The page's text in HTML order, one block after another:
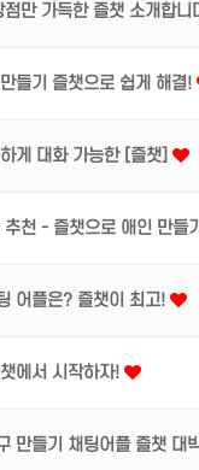
점만 가득한 즐챗 소개합
들기 즐챗으로 쉽게 해결!
게 대화 가능한 [즐챗]
추천 - 즐챗으로 애인 만들
어플은? 즐챗이 최고!
에서 시작하자!
만들기 채팅어플 즐챗 대